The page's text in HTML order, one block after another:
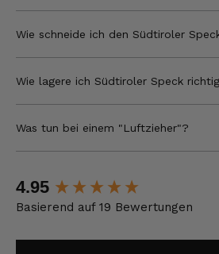
Wie schneide ich den Südtiroler
Wie lagere ich Südtiroler Speck
Was tun bei einem "Luftzieher"?
4.95
Basierend auf 19 Bewertungen
New content loaded